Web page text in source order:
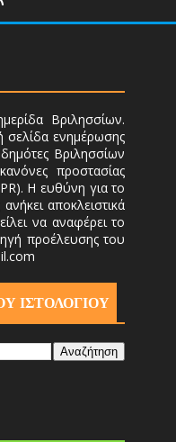
Βριλησσίων.
σελίδα ενημέρωσης
Βριλησσίων
προστασίας
Η ευθύνη για το
αποκλειστικά
να αναφέρει το
προέλευσης του
ΙΣΤΟΛΟΓΙΟΥ